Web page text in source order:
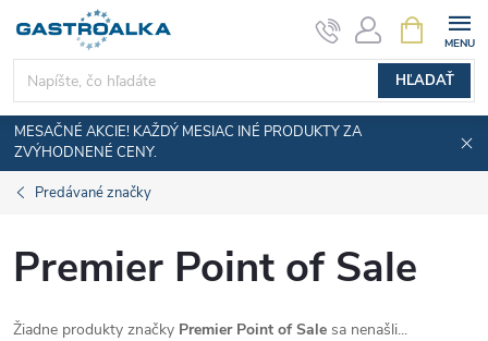
obsah
HĽADAŤ
KOŠÍK
MESAČNÉ AKCIE! KAŽDÝ MESIAC INÉ PRODUKTY ZA
ZVÝHODNENÉ CENY.
Predávané značky
Premier Point of Sale
Žiadne produkty značky Premier Point of Sale sa nenašli...